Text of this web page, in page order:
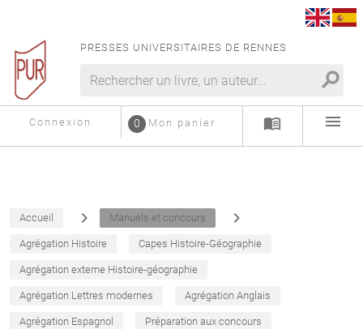
PRESSES UNIVERSITAIRES DE RENNES
search
Connexion Mon panier
0 menu_book menu
Accueil navigate_next Manuels et concours navigate_next
Agrégation Histoire Capes Histoire-Géographie
Agrégation externe Histoire-géographie
Agrégation Lettres modernes Agrégation Anglais
Agrégation Espagnol Préparation aux concours